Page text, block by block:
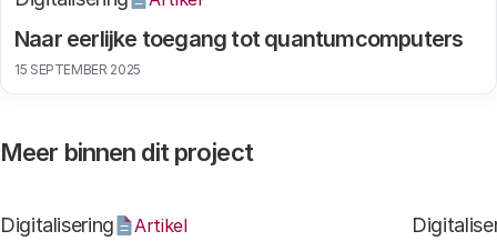
Naar eerlijke toegang tot quantumcomputers
15 SEPTEMBER 2025
Meer binnen dit project
Digitalisering Artikel